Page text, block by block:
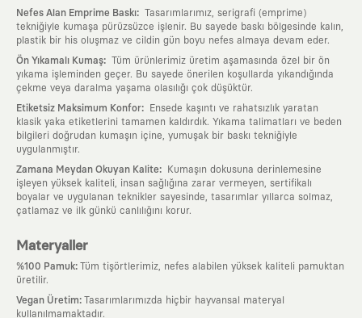
Nefes Alan Emprime Baskı: Tasarımlarımız, serigrafi (emprime)
tekniğiyle kumaşa pürüzsüzce işlenir. Bu sayede baskı bölgesinde kalın,
plastik bir his oluşmaz ve cildin gün boyu nefes almaya devam eder.
Ön Yıkamalı Kumaş: Tüm ürünlerimiz üretim aşamasında özel bir ön
yıkama işleminden geçer. Bu sayede önerilen koşullarda yıkandığında
çekme veya daralma yaşama olasılığı çok düşüktür.
Etiketsiz Maksimum Konfor:
Ensede kaşıntı ve rahatsızlık yaratan
klasik yaka etiketlerini tamamen kaldırdık. Yıkama talimatları ve beden
bilgileri doğrudan kumaşın içine, yumuşak bir baskı tekniğiyle
uygulanmıştır.
Zamana Meydan Okuyan Kalite:
Kumaşın dokusuna derinlemesine
işleyen yüksek kaliteli, insan sağlığına zarar vermeyen, sertifikalı
boyalar ve uygulanan teknikler sayesinde, tasarımlar yıllarca solmaz,
çatlamaz ve ilk günkü canlılığını korur.
Materyaller
%100 Pamuk: Tüm tişörtlerimiz, nefes alabilen yüksek kaliteli pamuktan
üretilir.
Vegan Üretim: Tasarımlarımızda hiçbir hayvansal materyal
kullanılmamaktadır.